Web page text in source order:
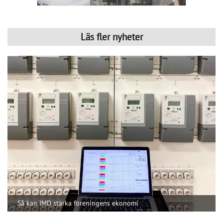
När IMD införs kan föreningen dessutom samla
hushåll har ett eget. Det kan sänka
abonnemangskostnaden för hushållen och samtidigt ge en
bostadsrättsföreningen innebär systemet också bättre
kontroll över energi- och vattenkostnaderna vilket kan
stärka ekonomin över tid och bidra till ett högre
fastighetsvärde. Miljöaspekten är minst lika viktig, menar
Conny, eftersom föreningen får bättre förutsättningar att
arbeta aktivt med att minska sin resursanvändning.